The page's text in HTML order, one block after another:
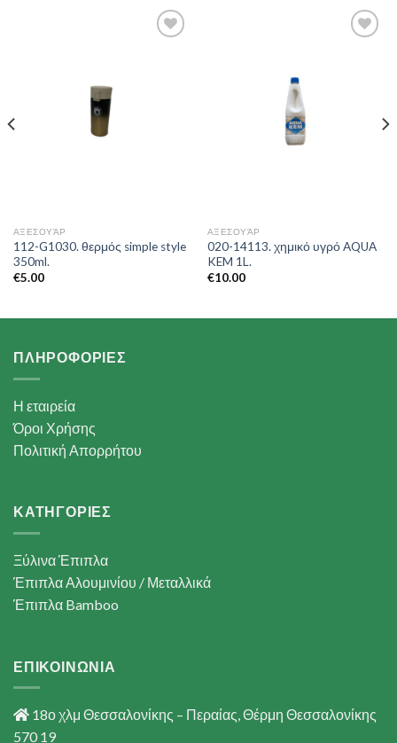
ΑΞΕΣΟΥΆΡ
112-G1030. θερμός simple style
350ml.
€5.00
ΑΞΕΣΟΥΆΡ
020-14113. χημικό υγρό AQUA
KEM 1L.
€10.00
ΠΛΗΡΟΦΟΡΙΕΣ
Η εταιρεία
Όροι Χρήσης
Πολιτική Απορρήτου
ΚΑΤΗΓΟΡΙΕΣ
Ξύλινα Έπιπλα
Έπιπλα Αλουμινίου / Μεταλλικά
Έπιπλα Bamboo
ΕΠΙΚΟΙΝΩΝΙΑ
18ο χλμ Θεσσαλονίκης – Περαίας, Θέρμη Θεσσαλονίκης
570 19